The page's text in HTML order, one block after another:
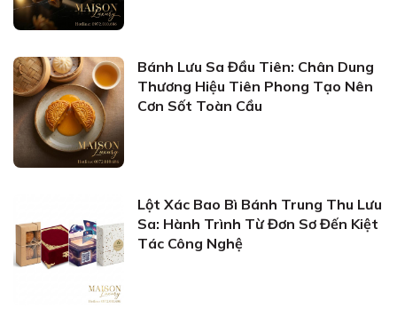
Bánh Lưu Sa Đầu Tiên: Chân Dung
Thương Hiệu Tiên Phong Tạo Nên
Cơn Sốt Toàn Cầu
Lột Xác Bao Bì Bánh Trung Thu Lưu
Sa: Hành Trình Từ Đơn Sơ Đến Kiệt
Tác Công Nghệ